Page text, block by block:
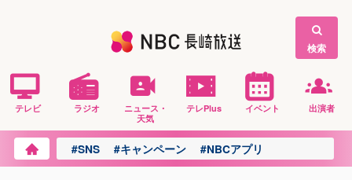
検索
テレビ ラジオ
ニュース・
天気
テレPlus イベント 出演者
#SNS #キャンペーン #NBCアプリ